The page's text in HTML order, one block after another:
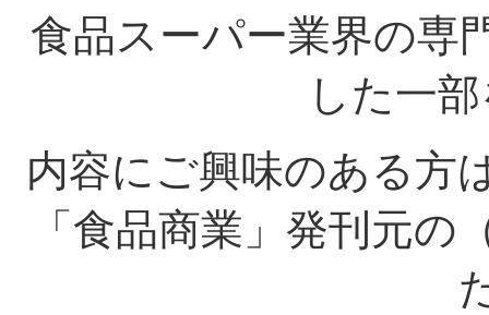
食品スーパー業界の専
した一
内容にご興味のある方
「食品商業」発刊元